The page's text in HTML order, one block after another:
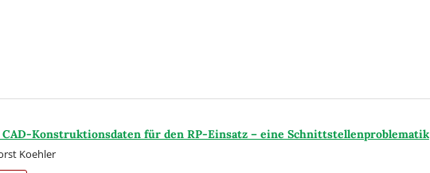
Konstruktionsdaten für den RP-Einsatz – eine Schnittstellenproblematik
Koehler